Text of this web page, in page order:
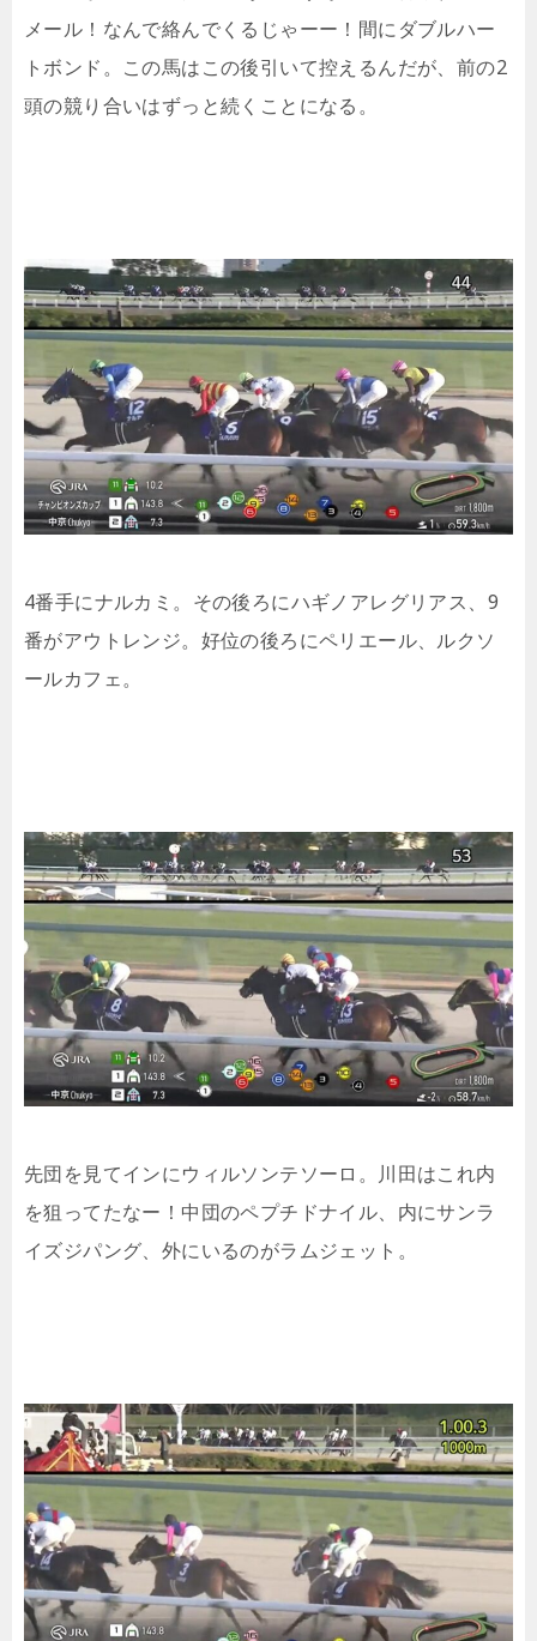
メール！なんで絡んでくるじゃーー！間にダブルハー
トボンド。この馬はこの後引いて控えるんだが、前の2
頭の競り合いはずっと続くことになる。
4番手にナルカミ。その後ろにハギノアレグリアス、9
番がアウトレンジ。好位の後ろにペリエール、ルクソ
ールカフェ。
先団を見てインにウィルソンテソーロ。川田はこれ内
を狙ってたなー！中団のペプチドナイル、内にサンラ
イズジパング、外にいるのがラムジェット。